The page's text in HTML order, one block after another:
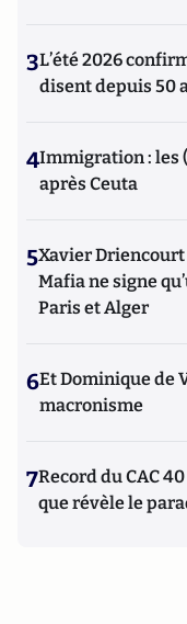
3L’été 2026
disent depuis 50
4Immigration : les
après Ceuta
5Xavier Driencourt
Mafia ne signe
Paris et Alger
6Et Dominique de
macronisme
7Record du CAC
que révèle le